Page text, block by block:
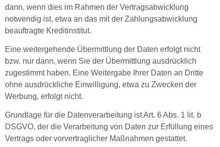
dann, wenn dies im Rahmen der Vertragsabwicklung
notwendig ist, etwa an das mit der Zahlungsabwicklung
beauftragte Kreditinstitut.
Eine weitergehende Übermittlung der Daten erfolgt nicht
bzw. nur dann, wenn Sie der Übermittlung ausdrücklich
zugestimmt haben. Eine Weitergabe Ihrer Daten an Dritte
ohne ausdrückliche Einwilligung, etwa zu Zwecken der
Werbung, erfolgt nicht.
Grundlage für die Datenverarbeitung ist Art. 6 Abs. 1 lit. b
DSGVO, der die Verarbeitung von Daten zur Erfüllung eines
Vertrags oder vorvertraglicher Maßnahmen gestattet.